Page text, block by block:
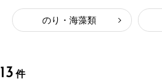
のり・海藻類
13 件